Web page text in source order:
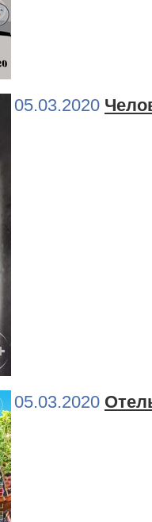
05.03.2020
05.03.2020